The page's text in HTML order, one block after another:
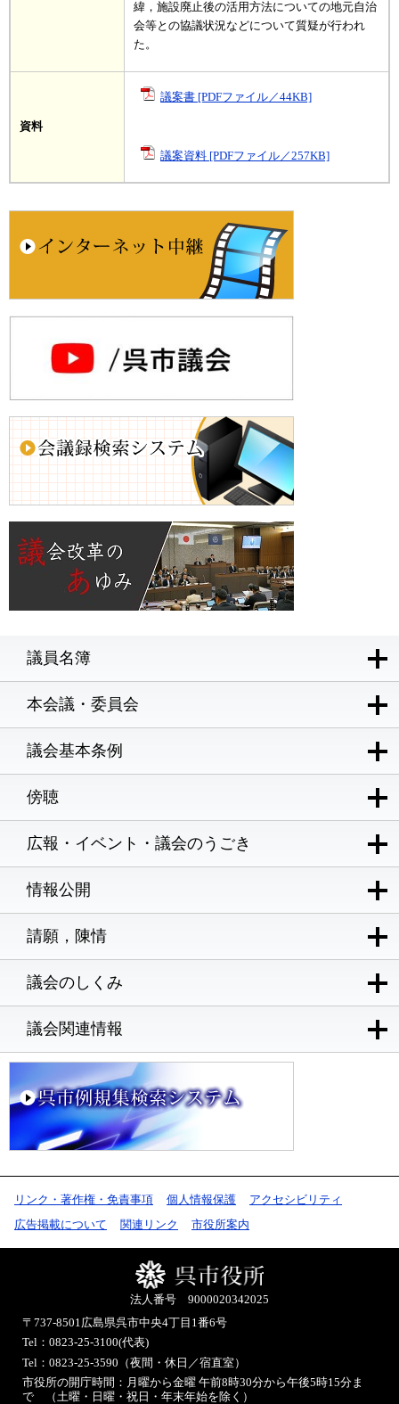
緯，施設廃止後の活用方法についての地元自治
会等との協議状況などについて質疑が行われ
た。
資料
議案書 [PDFファイル／44KB]
議案資料 [PDFファイル／257KB]
議員名簿
本会議・委員会
議会基本条例
傍聴
広報・イベント・議会のうごき
情報公開
請願，陳情
議会のしくみ
議会関連情報
リンク・著作権・免責事項 個人情報保護
アクセシビリティ
広告掲載について
関連リンク 市役所案内
法人番号 9000020342025
〒737-8501広島県呉市中央4丁目1番6号
Tel：0823-25-3100(代表)
Tel：0823-25-3590（夜間・休日／宿直室）
市役所の開庁時間：月曜から金曜 午前8時30分から午後5時15分ま
で （土曜・日曜・祝日・年末年始を除く）